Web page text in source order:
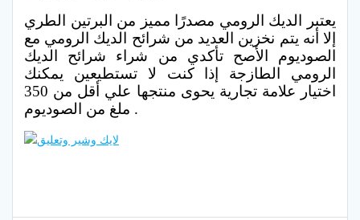
يعتبر الديك الرومي مصدرًا مميز من البرتين الطري
إلا أنه يتم نخزين العديد من شرائح الديك الرومي مع
الصوديوم الأصح تأكدي من شراء شرائح الديك
الرومي الطازجة إذا كنت لا تستطيعين يمكنك
اختيار علامة تجارية يحوى منتجها علي أقل من 350
ملغ من الصوديوم .